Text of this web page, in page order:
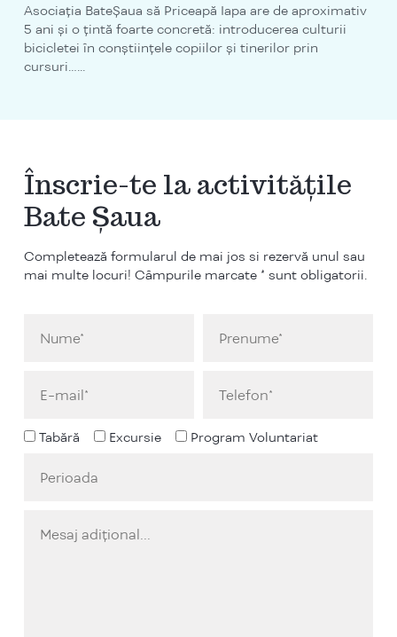
Asociația BateȘaua să Priceapă Iapa are de aproximativ
5 ani și o țintă foarte concretă: introducerea culturii
bicicletei în conștiințele copiilor și tinerilor prin
cursuri…...
Înscrie-te la activitățile
Bate Șaua
Completează formularul de mai jos si rezervă unul sau
mai multe locuri! Câmpurile marcate * sunt obligatorii.
Tabără Excursie Program Voluntariat